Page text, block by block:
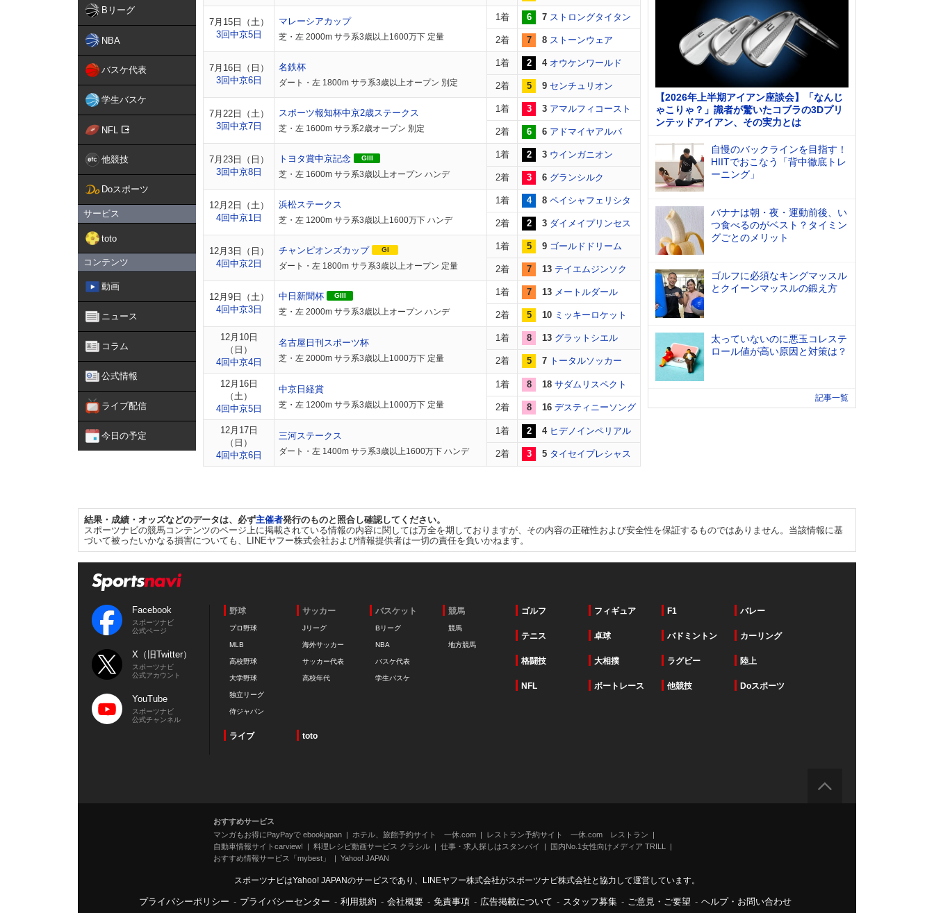
Bリーグ
NBA
バスケ代表
学生バスケ
NFL
他競技
Doスポーツ
サービス
toto
コンテンツ
動画
ニュース
コラム
公式情報
ライブ配信
今日の予定
7月15日（土）
3回中京5日
マレーシアカップ
芝・左 2000m サラ系3歳以上1600万下 定量
1着 6 7 ストロングタイタン
2着 7 8 ストーンウェア
7月16日（日）
3回中京6日
名鉄杯
ダート・左 1800m サラ系3歳以上オープン 別定
1着 2 4 オウケンワールド
2着 5 9 センチュリオン
7月22日（土）
3回中京7日
スポーツ報知杯中京2歳ステークス
芝・左 1600m サラ系2歳オープン 別定
1着 3 3 アマルフィコースト
2着 6 6 アドマイヤアルバ
7月23日（日）
3回中京8日
トヨタ賞中京記念 GIII
芝・左 1600m サラ系3歳以上オープン ハンデ
1着 2 3 ウインガニオン
2着 3 6 グランシルク
12月2日（土）
4回中京1日
浜松ステークス
芝・左 1200m サラ系3歳以上1600万下 ハンデ
1着 4 8 ペイシャフェリシタ
2着 2 3 ダイメイプリンセス
12月3日（日）
4回中京2日
チャンピオンズカップ GI
ダート・左 1800m サラ系3歳以上オープン 定量
1着 5 9 ゴールドドリーム
2着 7 13 テイエムジンソク
12月9日（土）
4回中京3日
中日新聞杯 GIII
芝・左 2000m サラ系3歳以上オープン ハンデ
1着 7 13 メートルダール
2着 5 10 ミッキーロケット
12月10日
（日）
4回中京4日
名古屋日刊スポーツ杯
芝・左 2000m サラ系3歳以上1000万下 定量
1着 8 13 グラットシエル
2着 5 7 トータルソッカー
12月16日
（土）
4回中京5日
中京日経賞
芝・左 1200m サラ系3歳以上1000万下 定量
1着 8 18 サダムリスペクト
2着 8 16 デスティニーソング
12月17日
（日）
4回中京6日
三河ステークス
ダート・左 1400m サラ系3歳以上1600万下 ハンデ
1着 2 4 ヒデノインペリアル
2着 3 5 タイセイプレシャス
【2026年上半期アイアン座談会】「なんじ
ゃこりゃ？」識者が驚いたコブラの3Dプリ
ンテッドアイアン、その実力とは
自慢のバックラインを目指す！
HIITでおこなう「背中徹底トレ
ーニング」
バナナは朝・夜・運動前後、い
つ食べるのがベスト？タイミン
グごとのメリット
ゴルフに必須なキングマッスル
とクイーンマッスルの鍛え方
太っていないのに悪玉コレステ
ロール値が高い原因と対策は？
記事一覧
結果・成績・オッズなどのデータは、必ず主催者発行のものと照合し確認してください。
スポーツナビの競馬コンテンツのページ上に掲載されている情報の内容に関しては万全を期しておりますが、その内容の正確性および安全性を保証するものではありません。当該情報に基
づいて被ったいかなる損害についても、LINEヤフー株式会社および情報提供者は一切の責任を負いかねます。
Facebook
スポーツナビ
公式ページ
X（旧Twitter）
スポーツナビ
公式アカウント
YouTube
スポーツナビ
公式チャンネル
野球
プロ野球
MLB
高校野球
大学野球
独立リーグ
侍ジャパン
サッカー
Jリーグ
海外サッカー
サッカー代表
高校年代
バスケット
Bリーグ
NBA
バスケ代表
学生バスケ
競馬
競馬
地方競馬
ゴルフ フィギュア F1 バレー
テニス 卓球 バドミントン カーリング
格闘技 大相撲 ラグビー 陸上
NFL ボートレース 他競技 Doスポーツ
ライブ toto
おすすめサービス
マンガもお得にPayPayで ebookjapan
ホテル、旅館予約サイト 一休.com
レストラン予約サイト 一休.com レストラン
自動車情報サイトcarview!
料理レシピ動画サービス クラシル 仕事・求人探しはスタンバイ
国内No.1女性向けメディア TRILL
おすすめ情報サービス「mybest」
Yahoo! JAPAN
スポーツナビはYahoo! JAPANのサービスであり、LINEヤフー株式会社がスポーツナビ株式会社と協力して運営しています。
プライバシーポリシー - プライバシーセンター - 利用規約 - 会社概要 - 免責事項 - 広告掲載について - スタッフ募集 - ご意見・ご要望 - ヘルプ・お問い合わせ